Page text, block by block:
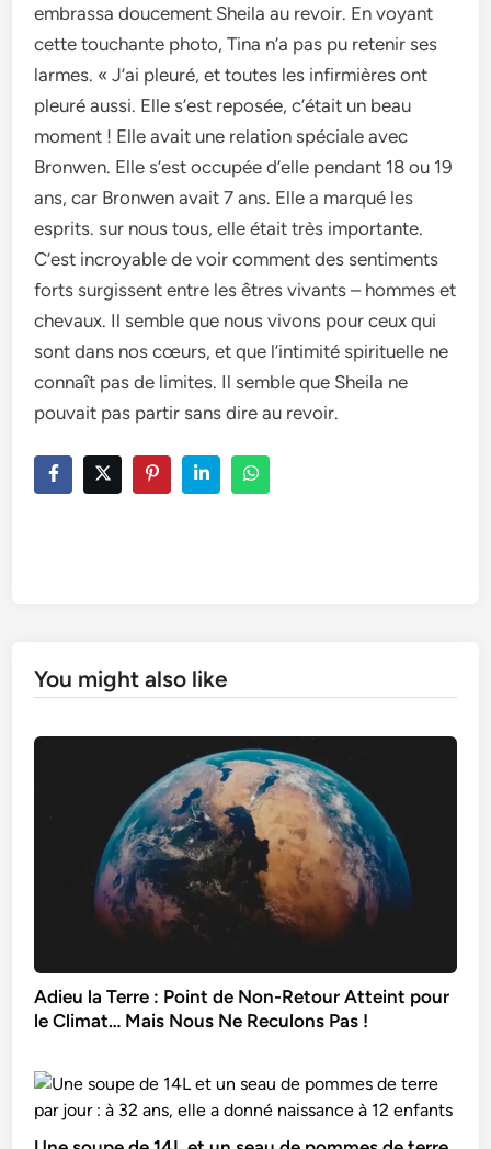
embrassa doucement Sheila au revoir. En voyant
cette touchante photo, Tina n’a pas pu retenir ses
larmes. « J’ai pleuré, et toutes les infirmières ont
pleuré aussi. Elle s’est reposée, c’était un beau
moment ! Elle avait une relation spéciale avec
Bronwen. Elle s’est occupée d’elle pendant 18 ou 19
ans, car Bronwen avait 7 ans. Elle a marqué les
esprits. sur nous tous, elle était très importante.
C’est incroyable de voir comment des sentiments
forts surgissent entre les êtres vivants – hommes et
chevaux. Il semble que nous vivons pour ceux qui
sont dans nos cœurs, et que l’intimité spirituelle ne
connaît pas de limites. Il semble que Sheila ne
pouvait pas partir sans dire au revoir.
You might also like
Adieu la Terre : Point de Non-Retour Atteint pour
le Climat… Mais Nous Ne Reculons Pas !